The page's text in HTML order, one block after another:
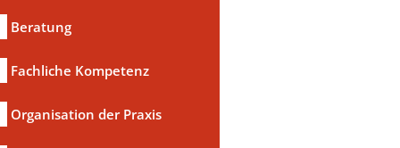
Beratung
Fachliche Kompetenz
Organisation der Praxis